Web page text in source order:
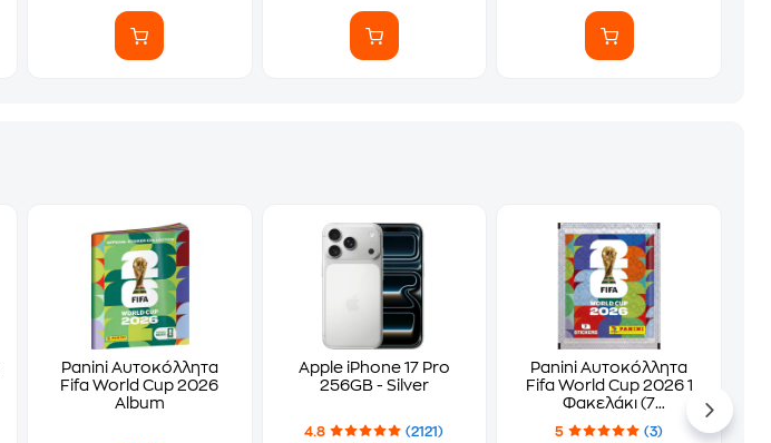
Panini Αυτοκόλλητα
Fifa World Cup 2026
Album
Apple iPhone 17 Pro
256GB - Silver
4.8 (2121)
Panini Αυτοκόλλητα
Fifa World Cup 2026 1
Φακελάκι (7
Αυτοκόλλητα)
5 (3)